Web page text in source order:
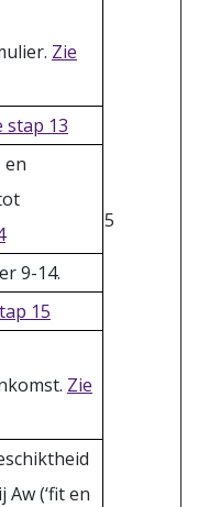
5
Zie
stap 13
en
9-14.
15
Zie
(‘fit en